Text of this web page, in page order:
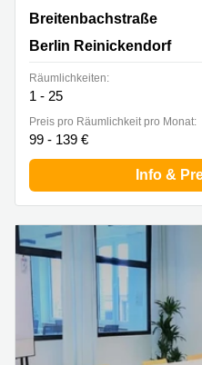
Breitenbachstraße 23,
Breitenbachstraße
Berlin Reinickendorf
Räumlichkeiten:
1 - 25
Preis pro Räumlichkeit pro Monat:
99 - 139 €
Info &